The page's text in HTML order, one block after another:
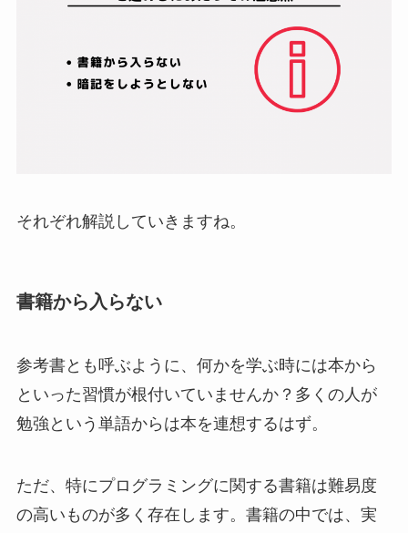
それぞれ解説していきますね。
書籍から入らない
参考書とも呼ぶように、何かを学ぶ時には本から
といった習慣が根付いていませんか？多くの人が
勉強という単語からは本を連想するはず。
ただ、特にプログラミングに関する書籍は難易度
の高いものが多く存在します。書籍の中では、実